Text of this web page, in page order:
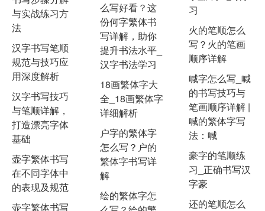
与实战练习方
法
汉字书写笔顺
规范与技巧应
用深度解析
汉字书写技巧
与笔顺详解，
打造漂亮字体
基础
壶字繁体书写
在不同字体中
的表现及规范
壶字繁体书写
么写好看？这
份何字繁体书
写详解，助你
提升书法水平_
汉字书法学习
18画繁体字大
全_18画繁体字
详细解析
户字的繁体字
怎么写？户的
繁体字书写详
解
绘的繁体字怎
习
火的笔顺怎么
写？火的笔画
顺序详解
喊字怎么写_喊
的书写技巧与
笔画顺序详解 |
喊的繁体字写
法：喊
豪字的笔顺练
习_正确书写汉
字豪
还的笔顺怎么